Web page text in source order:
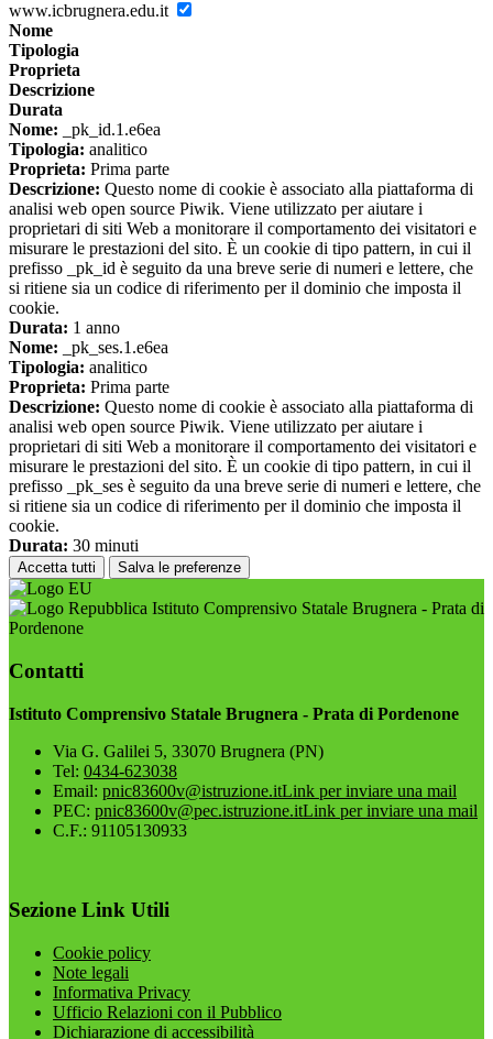
www.icbrugnera.edu.it
Nome
Tipologia
Proprieta
Descrizione
Durata
Nome: _pk_id.1.e6ea
Tipologia: analitico
Proprieta: Prima parte
Descrizione: Questo nome di cookie è associato alla piattaforma di
analisi web open source Piwik. Viene utilizzato per aiutare i
proprietari di siti Web a monitorare il comportamento dei visitatori e
misurare le prestazioni del sito. È un cookie di tipo pattern, in cui il
prefisso _pk_id è seguito da una breve serie di numeri e lettere, che
si ritiene sia un codice di riferimento per il dominio che imposta il
cookie.
Durata: 1 anno
Nome: _pk_ses.1.e6ea
Tipologia: analitico
Proprieta: Prima parte
Descrizione: Questo nome di cookie è associato alla piattaforma di
analisi web open source Piwik. Viene utilizzato per aiutare i
proprietari di siti Web a monitorare il comportamento dei visitatori e
misurare le prestazioni del sito. È un cookie di tipo pattern, in cui il
prefisso _pk_ses è seguito da una breve serie di numeri e lettere, che
si ritiene sia un codice di riferimento per il dominio che imposta il
cookie.
Durata: 30 minuti
Accetta tutti Salva le preferenze
Istituto Comprensivo Statale Brugnera - Prata di
Pordenone
Contatti
Istituto Comprensivo Statale Brugnera - Prata di Pordenone
Via G. Galilei 5, 33070 Brugnera (PN)
Tel: 0434-623038
Email: pnic83600v@istruzione.itLink per inviare una mail
PEC: pnic83600v@pec.istruzione.itLink per inviare una mail
C.F.: 91105130933
Sezione Link Utili
Cookie policy
Note legali
Informativa Privacy
Ufficio Relazioni con il Pubblico
Dichiarazione di accessibilità